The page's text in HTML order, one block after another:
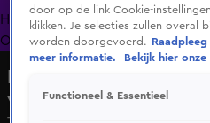
HomeUitzending Gemist
OranjezomerLivestreamsShop
van Nederland
door op de link Cookie-
klikken. Je selecties zullen overal
worden doorgevoerd.
meer informatie.
Bekijk hier
Functioneel & Essentieel